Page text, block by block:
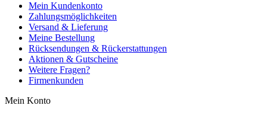
Mein Kundenkonto
Zahlungsmöglichkeiten
Versand & Lieferung
Meine Bestellung
Rücksendungen & Rückerstattungen
Aktionen & Gutscheine
Weitere Fragen?
Firmenkunden
Mein Konto